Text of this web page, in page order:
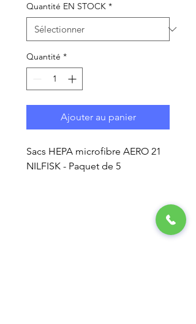
Quantité EN STOCK *
Quantité *
Ajouter au panier
Sacs HEPA microfibre AERO 21
NILFISK - Paquet de 5